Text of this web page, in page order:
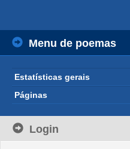
Menu de poemas
Estatísticas gerais
Páginas
Login